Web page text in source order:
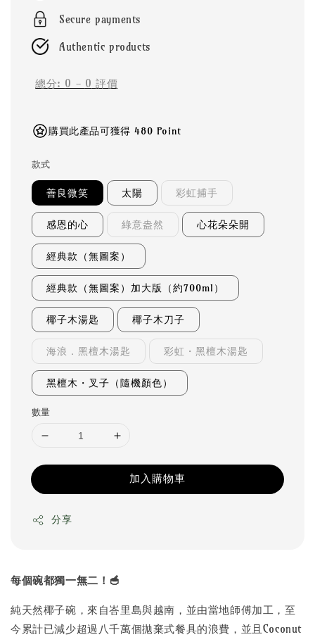
Secure payments
Authentic products
總分: 0 - 0 評價
購買此產品可獲得 480 Point
款式
善良微笑 太陽 彩虹捕手
感恩的心 綠意盎然 心花朵朵開
經典款（無圖案）
經典款（無圖案）加大版（約700ml）
椰子木湯匙 椰子木刀子
海浪．黑檀木湯匙 彩虹・黑檀木湯匙
黑檀木・叉子（隨機顏色）
數量
加入購物車
分享
每個碗都獨一無二！🥣
純天然椰子碗，來自峇里島與越南，並由當地師傅加工，至
今累計已減少超過八千萬個拋棄式餐具的浪費，並且Coconut